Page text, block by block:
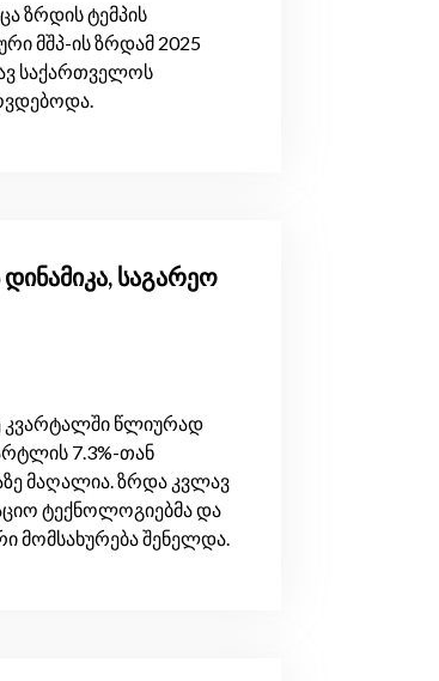
ზრდის ტემპის
მშპ-ის ზრდამ 2025
საქართველოს
საგარეო
კვარტალში წლიურად
7.3%-თან
მაღალია. ზრდა კვლავ
ტექნოლოგიებმა და
მომსახურება შენელდა.